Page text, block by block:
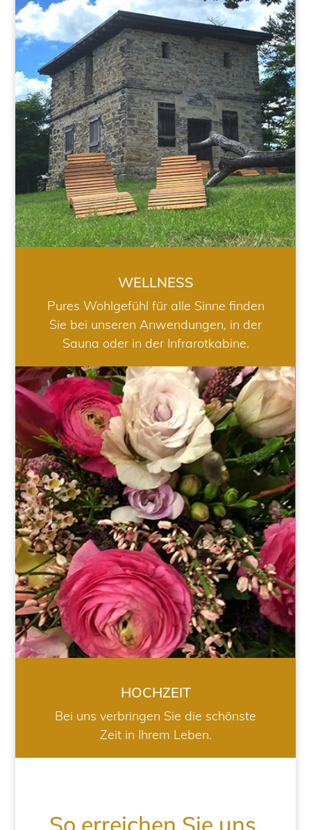
WELLNESS
WELLNESS
Pures Wohlgefühl für alle Sinne finden
Sie bei unseren Anwendungen, in der
Sauna oder in der Infrarotkabine.
HOCHZEIT
HOCHZEIT
Bei uns verbringen Sie die schönste
Zeit in Ihrem Leben.